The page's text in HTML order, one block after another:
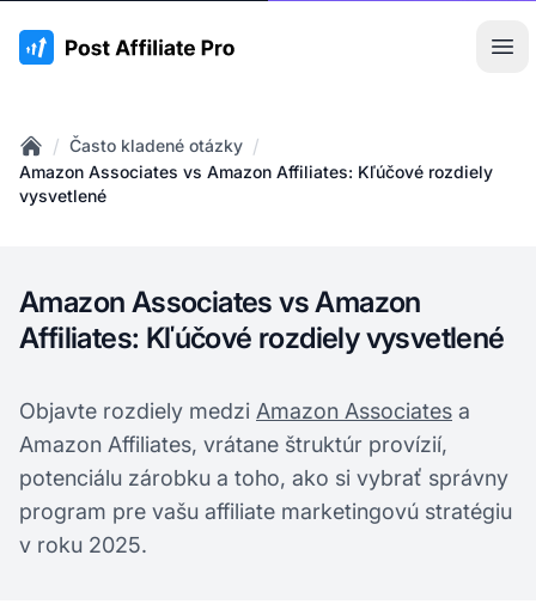
:site.title
Home
/ Často kladené otázky /
Amazon Associates vs Amazon Affiliates: Kľúčové rozdiely
vysvetlené
Amazon Associates vs Amazon
Affiliates: Kľúčové rozdiely vysvetlené
Objavte rozdiely medzi Amazon Associates a
Amazon Affiliates, vrátane štruktúr provízií,
potenciálu zárobku a toho, ako si vybrať správny
program pre vašu affiliate marketingovú stratégiu
v roku 2025.